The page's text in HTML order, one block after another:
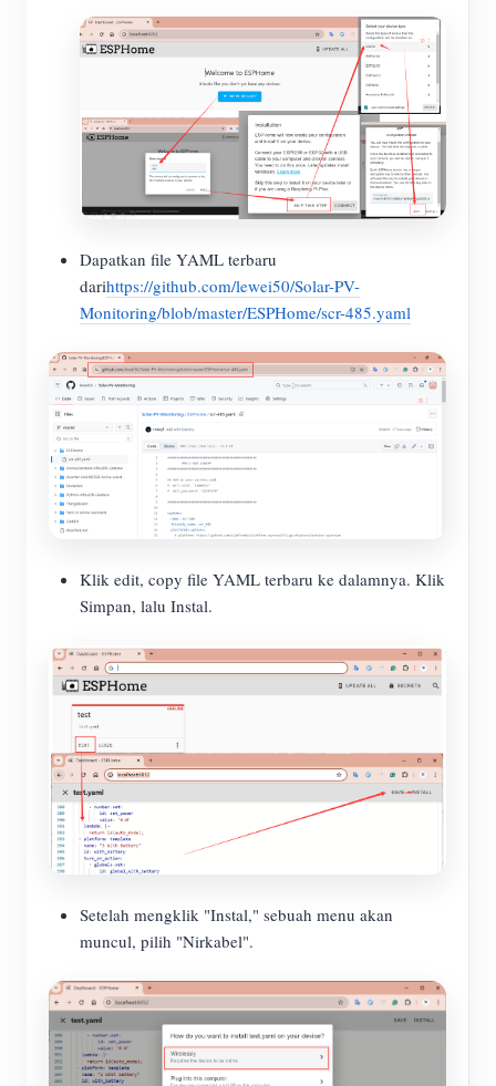
Dapatkan file YAML terbaru
darihttps://github.com/lewei50/Solar-PV-
Monitoring/blob/master/ESPHome/scr-485.yaml
Klik edit, copy file YAML terbaru ke dalamnya. Klik
Simpan, lalu Instal.
Setelah mengklik "Instal," sebuah menu akan
muncul, pilih "Nirkabel".